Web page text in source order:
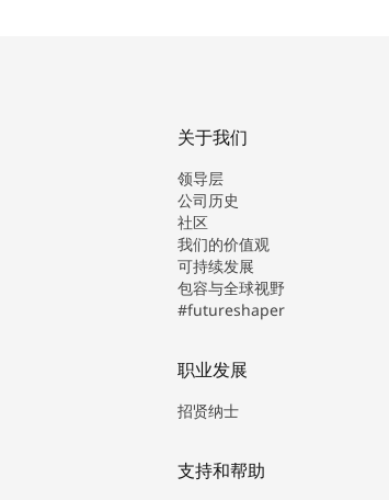
关于我们
领导层
公司历史
社区
我们的价值观
可持续发展
包容与全球视野
#futureshaper
职业发展
招贤纳士
支持和帮助